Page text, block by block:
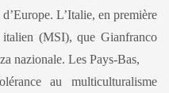
L’Italie, en première
(MSI), que Gianfranco
nazionale. Les Pays-Bas,
au multiculturalisme